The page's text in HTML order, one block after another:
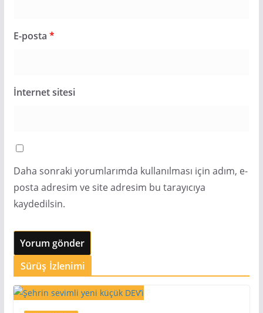
E-posta *
İnternet sitesi
Daha sonraki yorumlarımda kullanılması için adım, e-
posta adresim ve site adresim bu tarayıcıya
kaydedilsin.
Sürüş İzlenimi